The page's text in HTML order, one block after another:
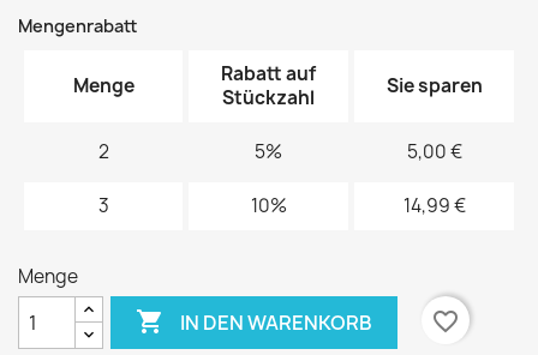
Mengenrabatt
Menge
Rabatt auf
Stückzahl
Sie sparen
2 5% 5,00 €
3 10% 14,99 €
Menge
 IN DEN WARENKORB
favorite_border